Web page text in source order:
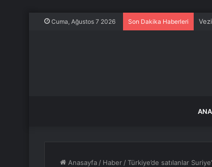
Cuma, Ağustos 7 2026 Son Dakika Haberleri
Anasayfa / Haber /Türkiye’de satılanlar